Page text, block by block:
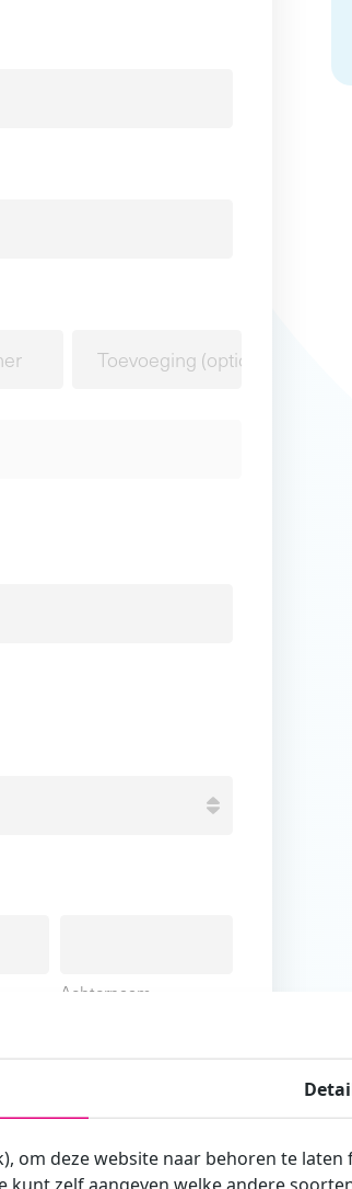
Achternaam
correspondeert
om deze website naar behoren te laten
kunt zelf aangeven welke andere